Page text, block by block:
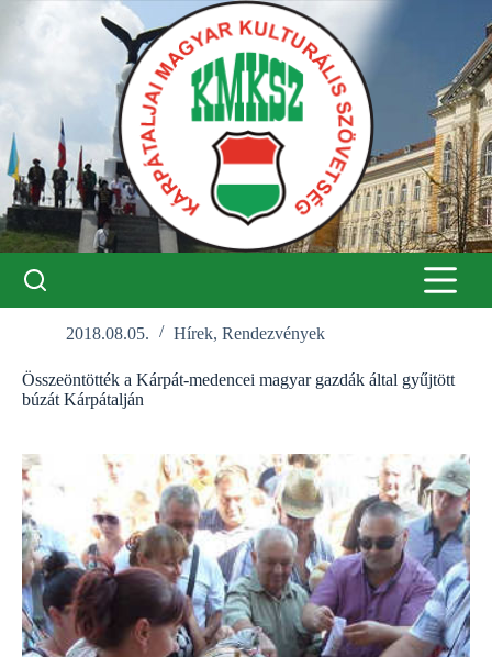
2018.08.05. Hírek, Rendezvények
Összeöntötték a Kárpát-medencei magyar gazdák által gyűjtött
búzát Kárpátalján